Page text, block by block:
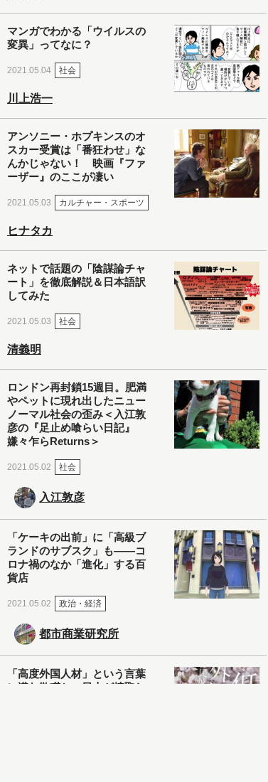
マンガでわかる「ウイルスの
変異」ってなに？
2021.05.04 社会
川上浩一
アンソニー・ホプキンスのオ
スカー受賞は「番狂わせ」な
んかじゃない！ 映画『ファ
ーザー』のここが凄い
2021.05.03 カルチャー・スポーツ
ヒナタカ
ネットで話題の「陰謀論チャ
ート」を徹底解説＆日本語訳
してみた
2021.05.03 社会
清義明
ロンドン再封鎖15週目。肥満
やペットに現れ出したニュー
ノーマル社会の歪み＜入江敦
彦の『足止め喰らい日記』
嫌々乍らReturns＞
2021.05.02 社会
入江敦彦
「ケーキの出前」に「高級ブ
ランドのサブスク」も――コ
ロナ禍のなか「進化」する百
貨店
2021.05.02 政治・経済
都市商業研究所
「高度外国人材」という言葉
に潜む欺瞞と、日本が搾取し